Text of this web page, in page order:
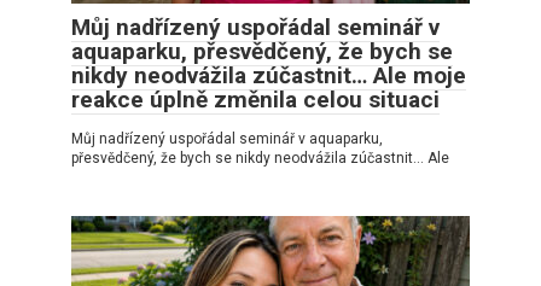
Můj nadřízený uspořádal seminář v
aquaparku, přesvědčený, že bych se
nikdy neodvážila zúčastnit… Ale moje
reakce úplně změnila celou situaci
Můj nadřízený uspořádal seminář v aquaparku,
přesvědčený, že bych se nikdy neodvážila zúčastnit… Ale